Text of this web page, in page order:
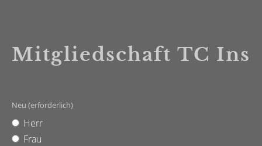
Mitgliedschaft TC Ins
Neu (erforderlich)
Herr
Frau